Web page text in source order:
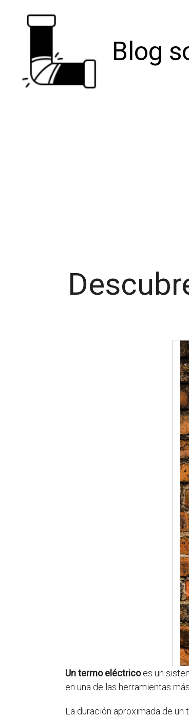
Blog
Un termo eléctricoes un
en una de las herramientas
La duración aproximada de